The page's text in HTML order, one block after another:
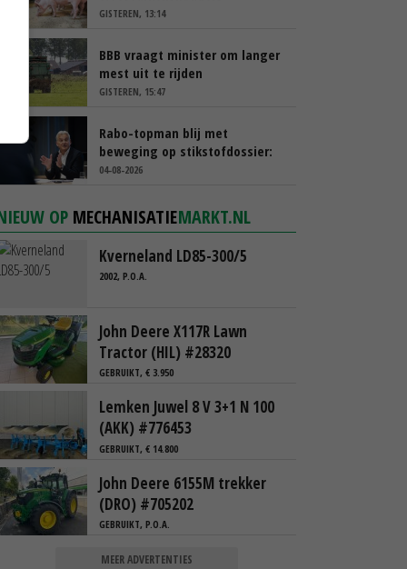
GISTEREN, 13:14
BBB vraagt minister om langer
mest uit te rijden
GISTEREN, 15:47
Rabo-topman blij met
beweging op stikstofdossier:
‘Verdienmodel van boeren blijft
04-08-2026
OP MECHANISATIEMARKT.NL
Kverneland LD85-300/5
2002, P.O.A.
John Deere X117R Lawn
Tractor (HIL) #28320
GEBRUIKT, € 3.950
Lemken Juwel 8 V 3+1 N 100
(AKK) #776453
GEBRUIKT, € 14.800
John Deere 6155M trekker
(DRO) #705202
GEBRUIKT, P.O.A.
MEER ADVERTENTIES